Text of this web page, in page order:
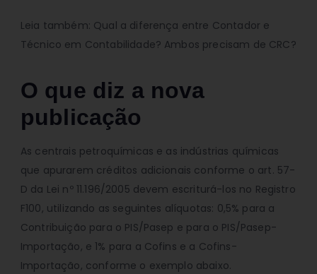
Leia também: Qual a diferença entre Contador e
Técnico em Contabilidade? Ambos precisam de CRC?
O que diz a nova
publicação
As centrais petroquímicas e as indústrias químicas
que apurarem créditos adicionais conforme o art. 57-
D da Lei nº 11.196/2005 devem escriturá-los no Registro
F100, utilizando as seguintes alíquotas: 0,5% para a
Contribuição para o PIS/Pasep e para o PIS/Pasep-
Importação, e 1% para a Cofins e a Cofins-
Importação, conforme o exemplo abaixo.